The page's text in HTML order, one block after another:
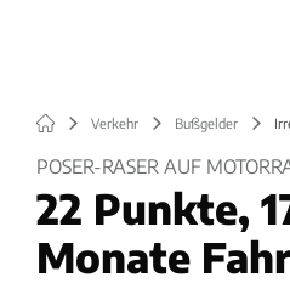
Verkehr Bußgelder
POSER-RASER AUF
22 Punkte,
Monate